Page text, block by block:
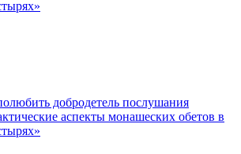
добродетель послушания
аспекты монашеских обетов в